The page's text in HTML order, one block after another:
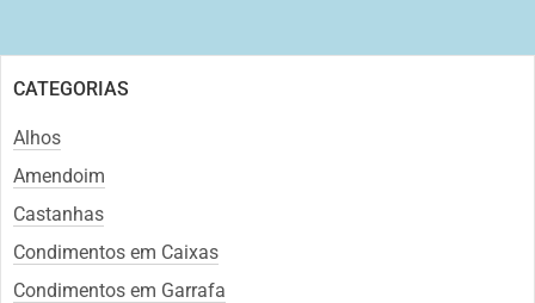
CATEGORIAS
Alhos
Amendoim
Castanhas
Condimentos em Caixas
Condimentos em Garrafa